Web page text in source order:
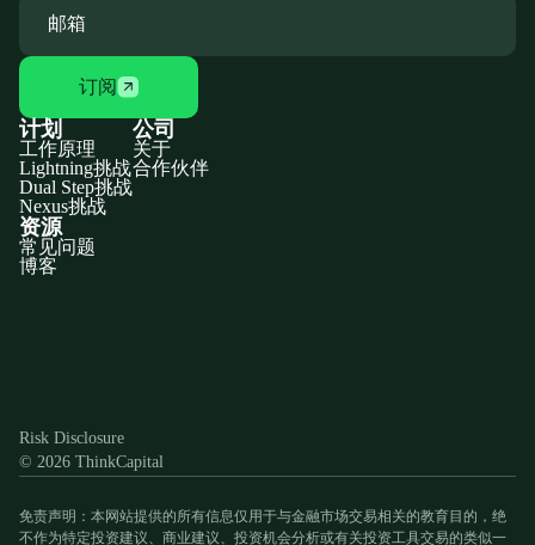
订阅
计划
工作原理
Lightning挑战
Dual Step挑战
Nexus挑战
公司
关于
合作伙伴
资源
常见问题
博客
Risk Disclosure
© 2026 ThinkCapital
免责声明：本网站提供的所有信息仅用于与金融市场交易相关的教育目的，绝
不作为特定投资建议、商业建议、投资机会分析或有关投资工具交易的类似一